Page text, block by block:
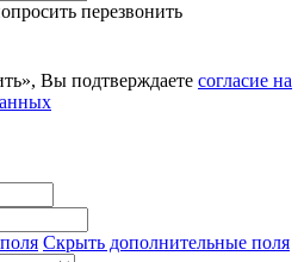
перезвонить
Вы подтверждаете согласие на
Скрыть дополнительные поля